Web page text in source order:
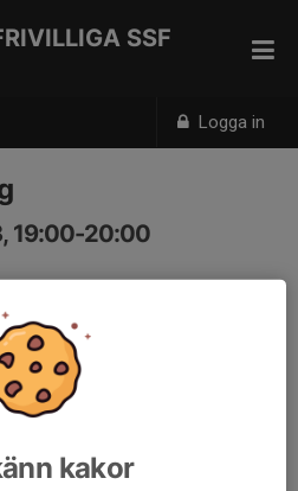
Logga in
SSF
19:00-20:00
kakor